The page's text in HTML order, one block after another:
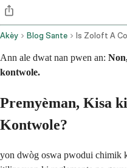
Akèy Blog Sante
Ann ale dwat nan pwen an:
kontwole.
Premyèman, Kisa
Kontwole?
yon dwòg oswa pwodui chimik